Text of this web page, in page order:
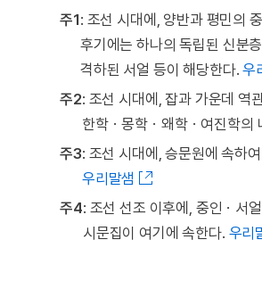
주1: 조선 시대에, 양반과 평민의
후기에는 하나의 독립된 신분
격하된 서얼 등이 해당한다.우
주2: 조선 시대에, 잡과 가운데 역
한학ㆍ몽학ㆍ왜학ㆍ여진학의
주3: 조선 시대에, 승문원에 속하
우리말샘
주4: 조선 선조 이후에, 중인ㆍ
시문집이 여기에 속한다. 우리